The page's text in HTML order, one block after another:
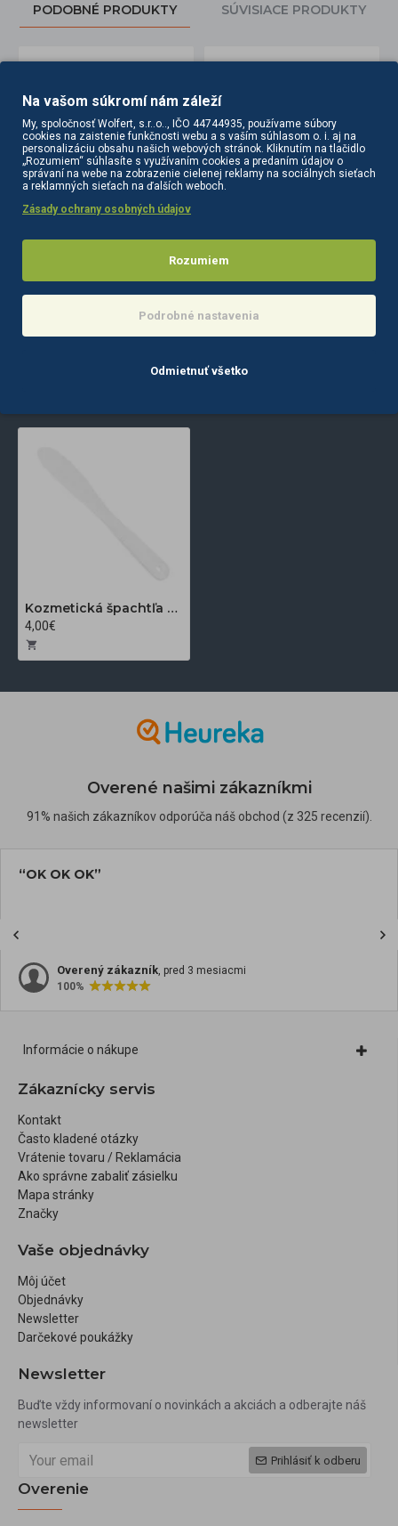
PODOBNÉ PRODUKTY SÚVISIACE PRODUKTY
Do košíka
3,30€
Do košíka
NAJČASTEJŠIE
Kozmetická špachtľa biela SP-06 215 mm, 1 ks
4,00€
Overené našimi zákazníkmi
91% našich zákazníkov odporúča náš obchod (z 325 recenzií).
“OK OK OK”
Overený zákazník, pred 3 mesiacmi
100%
Informácie o nákupe
Zákaznícky servis
Kontakt
Často kladené otázky
Vrátenie tovaru / Reklamácia
Ako správne zabaliť zásielku
Mapa stránky
Značky
Vaše objednávky
Môj účet
Objednávky
Newsletter
Darčekové poukážky
Newsletter
Buďte vždy informovaní o novinkách a akciách a odberajte náš
newsletter
Prihlásiť k odberu
Overenie
Na vašom súkromí nám záleží
My, spoločnosť Wolfert, s.r..o.., IČO 44744935, používame súbory
cookies na zaistenie funkčnosti webu a s vaším súhlasom o. i. aj na
personalizáciu obsahu našich webových stránok. Kliknutím na tlačidlo
„Rozumiem“ súhlasíte s využívaním cookies a predaním údajov o
správaní na webe na zobrazenie cielenej reklamy na sociálnych sieťach
a reklamných sieťach na ďalších weboch.
Zásady ochrany osobných údajov
Rozumiem
Podrobné nastavenia
Odmietnuť všetko